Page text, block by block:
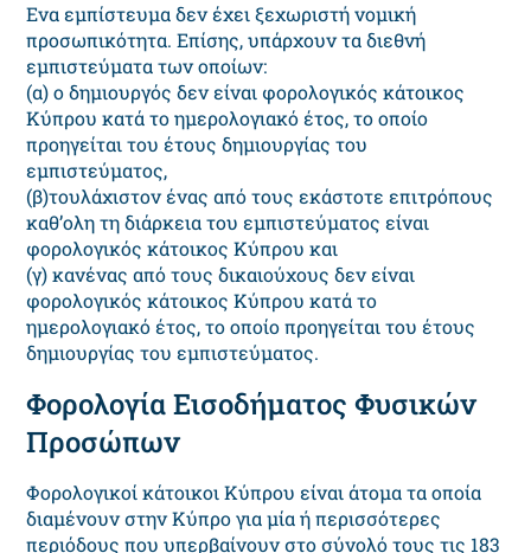
Ενα εμπίστευμα δεν έχει ξεχωριστή νομική
προσωπικότητα. Επίσης, υπάρχουν τα διεθνή
εμπιστεύματα των οποίων:
(α) ο δημιουργός δεν είναι φορολογικός κάτοικος
Κύπρου κατά το ημερολογιακό έτος, το οποίο
προηγείται του έτους δημιουργίας του
εμπιστεύματος,
(β)τουλάχιστον ένας από τους εκάστοτε επιτρόπους
καθ’ολη τη διάρκεια του εμπιστεύματος είναι
φορολογικός κάτοικος Κύπρου και
(γ) κανένας από τους δικαιούχους δεν είναι
φορολογικός κάτοικος Κύπρου κατά το
ημερολογιακό έτος, το οποίο προηγείται του έτους
δημιουργίας του εμπιστεύματος.
Φορολογία Εισοδήματος Φυσικών
Προσώπων
Φορολογικοί κάτοικοι Κύπρου είναι άτομα τα οποία
διαμένουν στην Κύπρο για μία ή περισσότερες
περιόδους που υπερβαίνουν στο σύνολό τους τις 183